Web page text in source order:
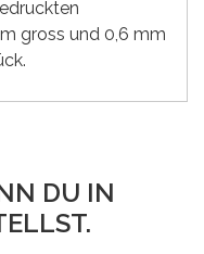
gross und 0,6 mm
DU IN